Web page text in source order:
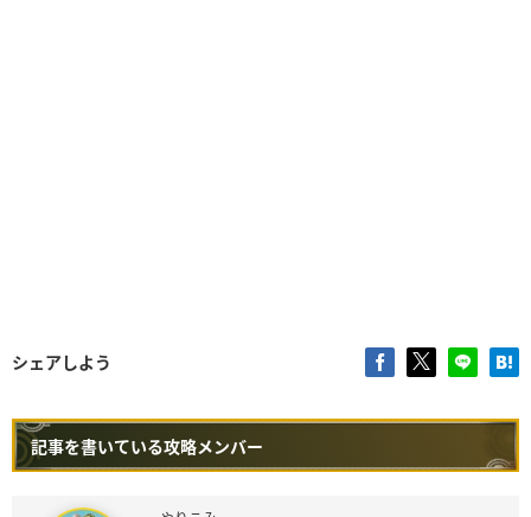
シェアしよう
記事を書いている攻略メンバー